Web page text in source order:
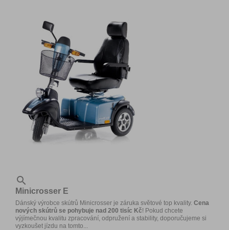

Minicrosser E
Dánský výrobce skútrů Minicrosser je záruka světové top kvality. Cena
nových skútrů se pohybuje nad 200 tisíc Kč! Pokud chcete
výjímečnou kvalitu zpracování, odpružení a stability, doporučujeme si
vyzkoušet jízdu na tomto...